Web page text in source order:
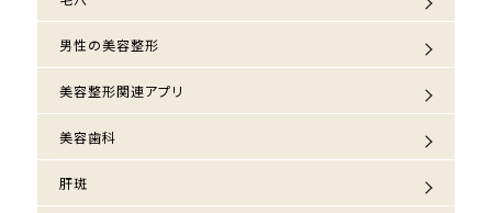
男性の美容整形
美容整形関連アプリ
美容歯科
肝斑